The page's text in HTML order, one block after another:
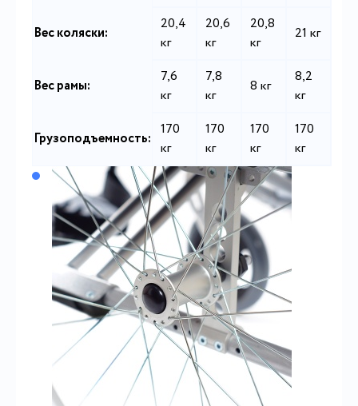
Вес коляски:
20,4
кг
20,6
кг
20,8
кг
21 кг
Вес рамы:
7,6
кг
7,8
кг
8 кг
8,2
кг
Грузоподъемность:
170
кг
170
кг
170
кг
170
кг